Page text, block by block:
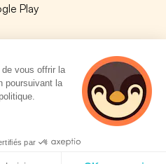
Play
droits réservés.
vous offrir la
poursuivant la
par
5 personnes
consultent
actuellement cette